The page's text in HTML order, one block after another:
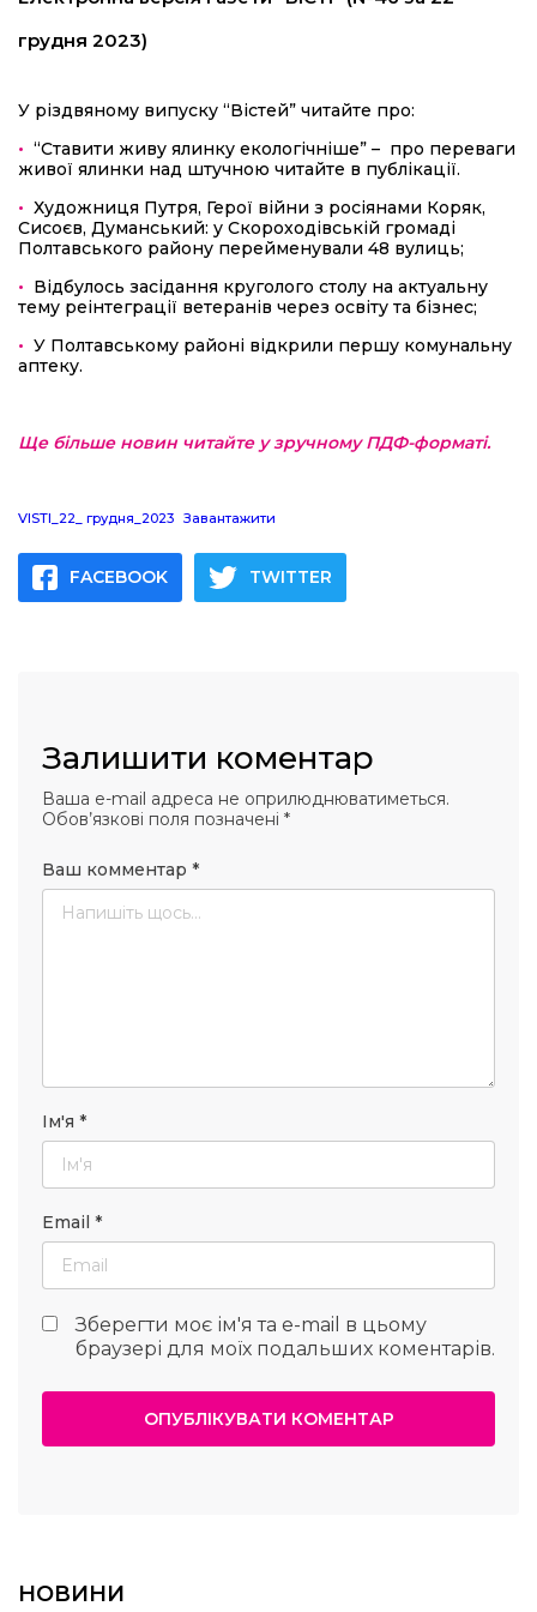
грудня 2023)
У різдвяному випуску “Вістей” читайте про:
• “Ставити живу ялинку екологічніше” – про переваги
живої ялинки над штучною читайте в публікації.
• Художниця Путря, Герої війни з росіянами Коряк,
Сисоєв, Думанський: у Скороходівській громаді
Полтавського району перейменували 48 вулиць;
• Відбулось засідання круголого столу на актуальну
тему реінтеграції ветеранів через освіту та бізнес;
• У Полтавському районі відкрили першу комунальну
аптеку.
Ще більше новин читайте у зручному ПДФ-форматі.
VISTI_22_ грудня_2023 Завантажити
FACEBOOK TWITTER
Залишити коментар
Ваша e-mail адреса не оприлюднюватиметься.
Обов’язкові поля позначені *
Ваш комментар *
Ім'я *
Email *
Зберегти моє ім'я та e-mail в цьому
браузері для моїх подальших коментарів.
НОВИНИ